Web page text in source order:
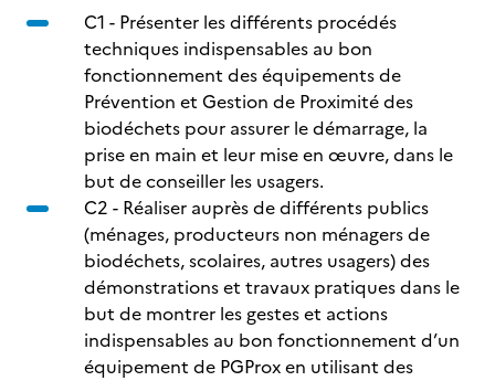
C1 - Présenter les différents procédés
techniques indispensables au bon
fonctionnement des équipements de
Prévention et Gestion de Proximité des
biodéchets pour assurer le démarrage, la
prise en main et leur mise en œuvre, dans le
but de conseiller les usagers.
C2 - Réaliser auprès de différents publics
(ménages, producteurs non ménagers de
biodéchets, scolaires, autres usagers) des
démonstrations et travaux pratiques dans le
but de montrer les gestes et actions
indispensables au bon fonctionnement d’un
équipement de PGProx en utilisant des